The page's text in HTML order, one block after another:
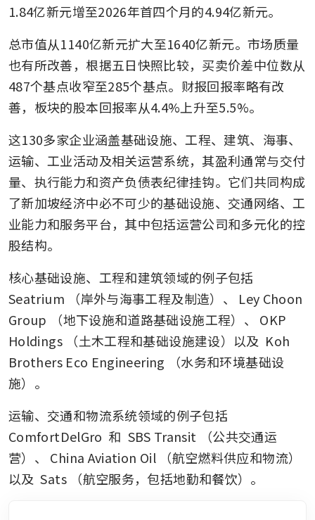
1.84亿新元增至2026年首四个月的4.94亿新元。
总市值从1140亿新元扩大至1640亿新元。市场质量
也有所改善，根据五日快照比较，买卖价差中位数从
487个基点收窄至285个基点。财报回报率略有改
善，板块的股本回报率从4.4%上升至5.5%。
这130多家企业涵盖基础设施、工程、建筑、海事、
运输、工业活动及相关运营系统，其盈利通常与交付
量、执行能力和资产负债表纪律挂钩。它们共同构成
了新加坡经济中必不可少的基础设施、交通网络、工
业能力和服务平台，其中包括运营公司和多元化的控
股结构。
Seatrium
（岸外与海事工程及制造）、
Ley Choon
Group
（地下设施和道路基础设施工程）、
OKP
Holdings
（土木工程和基础设施建设）以及 Koh
Brothers Eco Engineering
（水务和环境基础设
施）。
ComfortDelGro 和 SBS Transit
（公共交通运
营）、
China Aviation Oil
（航空燃料供应和物流）
以及 Sats （航空服务，包括地勤和餐饮）。